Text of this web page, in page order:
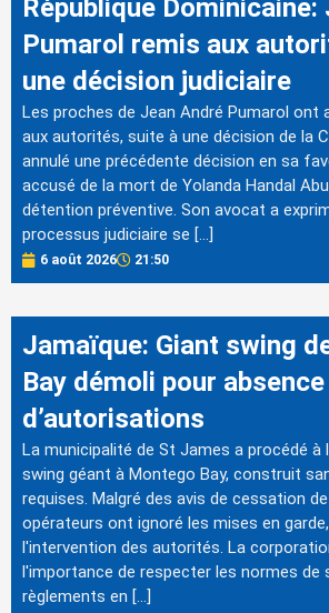
République Dominicaine:
Pumarol remis aux
une décision judiciaire
Les proches de Jean André Pumarol ont
aux autorités, suite à une décision de la
annulé une précédente décision en sa
accusé de la mort de Yolanda Handal
détention préventive. Son avocat a
processus judiciaire se […]
6 août 2026 21:50
Jamaïque: Giant swing
Bay démoli pour absence
d’autorisations
La municipalité de St James a procédé à
swing géant à Montego Bay, construit
requises. Malgré des avis de cessation
opérateurs ont ignoré les mises en
l'intervention des autorités. La
l'importance de respecter les normes de
règlements en […]